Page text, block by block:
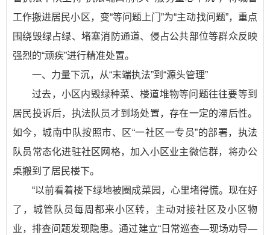
工作搬进居民小区，变“等问题上门”为“主动找问题”，重点
围绕毁绿占绿、堵塞消防通道、侵占公共部位等群众反映
强烈的“顽疾”进行精准处置。
一、力量下沉，从“末端执法”到“源头管理”
过去，小区内毁绿种菜、楼道堆物等问题往往要等到
居民投诉后，执法队员才到场处置，存在一定的滞后性。
如今，城南中队按照市、区“一社区一专员”的部署，执法
队员常态化进驻社区网格，加入小区业主微信群，将办公
桌搬到了居民楼下。
“以前看着楼下绿地被圈成菜园，心里堵得慌。现在好
了，城管队员每周都来小区转，主动对接社区及小区物
业，排查问题发现隐患。通过建立“日常巡查—现场劝导—